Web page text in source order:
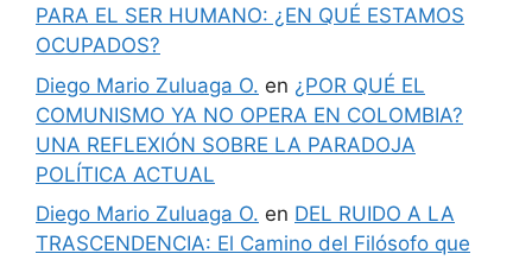
PARA EL SER HUMANO: ¿EN QUÉ ESTAMOS
OCUPADOS?
Diego Mario Zuluaga O. en ¿POR QUÉ EL
COMUNISMO YA NO OPERA EN COLOMBIA?
UNA REFLEXIÓN SOBRE LA PARADOJA
POLÍTICA ACTUAL
Diego Mario Zuluaga O. en DEL RUIDO A LA
TRASCENDENCIA: El Camino del Filósofo que